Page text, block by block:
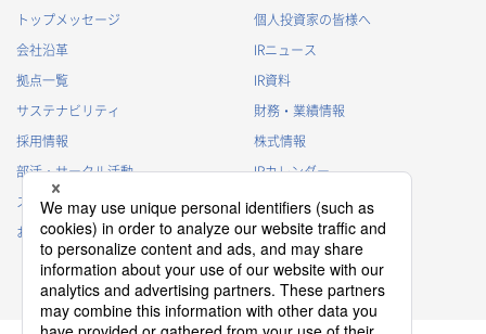
トップメッセージ
会社沿革
拠点一覧
サステナビリティ
採用情報
部活・サークル活動
スポンサー活動
お問い合わせ
個人投資家の皆様へ
IRニュース
IR資料
財務・業績情報
株式情報
IRカレンダー
IRに関するよくあるご質問
IRポリシー
免責事項